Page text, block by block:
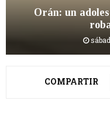
Orán: un
COMPARTIR